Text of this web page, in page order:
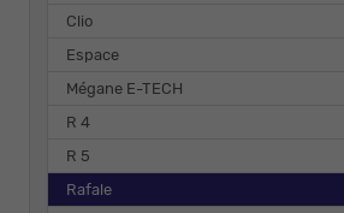
Clio
Espace
Mégane E-TECH
R 4
R 5
Rafale